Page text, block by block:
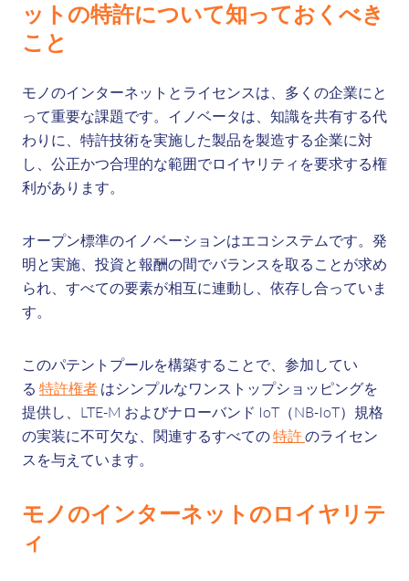
ットの特許について知っておくべき
こと
モノのインターネットとライセンスは、多くの企業にと
って重要な課題です。イノベータは、知識を共有する代
わりに、特許技術を実施した製品を製造する企業に対
し、公正かつ合理的な範囲でロイヤリティを要求する権
利があります。
オープン標準のイノベーションはエコシステムです。発
明と実施、投資と報酬の間でバランスを取ることが求め
られ、すべての要素が相互に連動し、依存し合っていま
す。
このパテントプールを構築することで、参加してい
る 特許権者 はシンプルなワンストップショッピングを
提供し、LTE-M およびナローバンド IoT（NB-IoT）規格
の実装に不可欠な、関連するすべての特許のライセン
スを与えています。
モノのインターネットのロイヤリテ
ィ